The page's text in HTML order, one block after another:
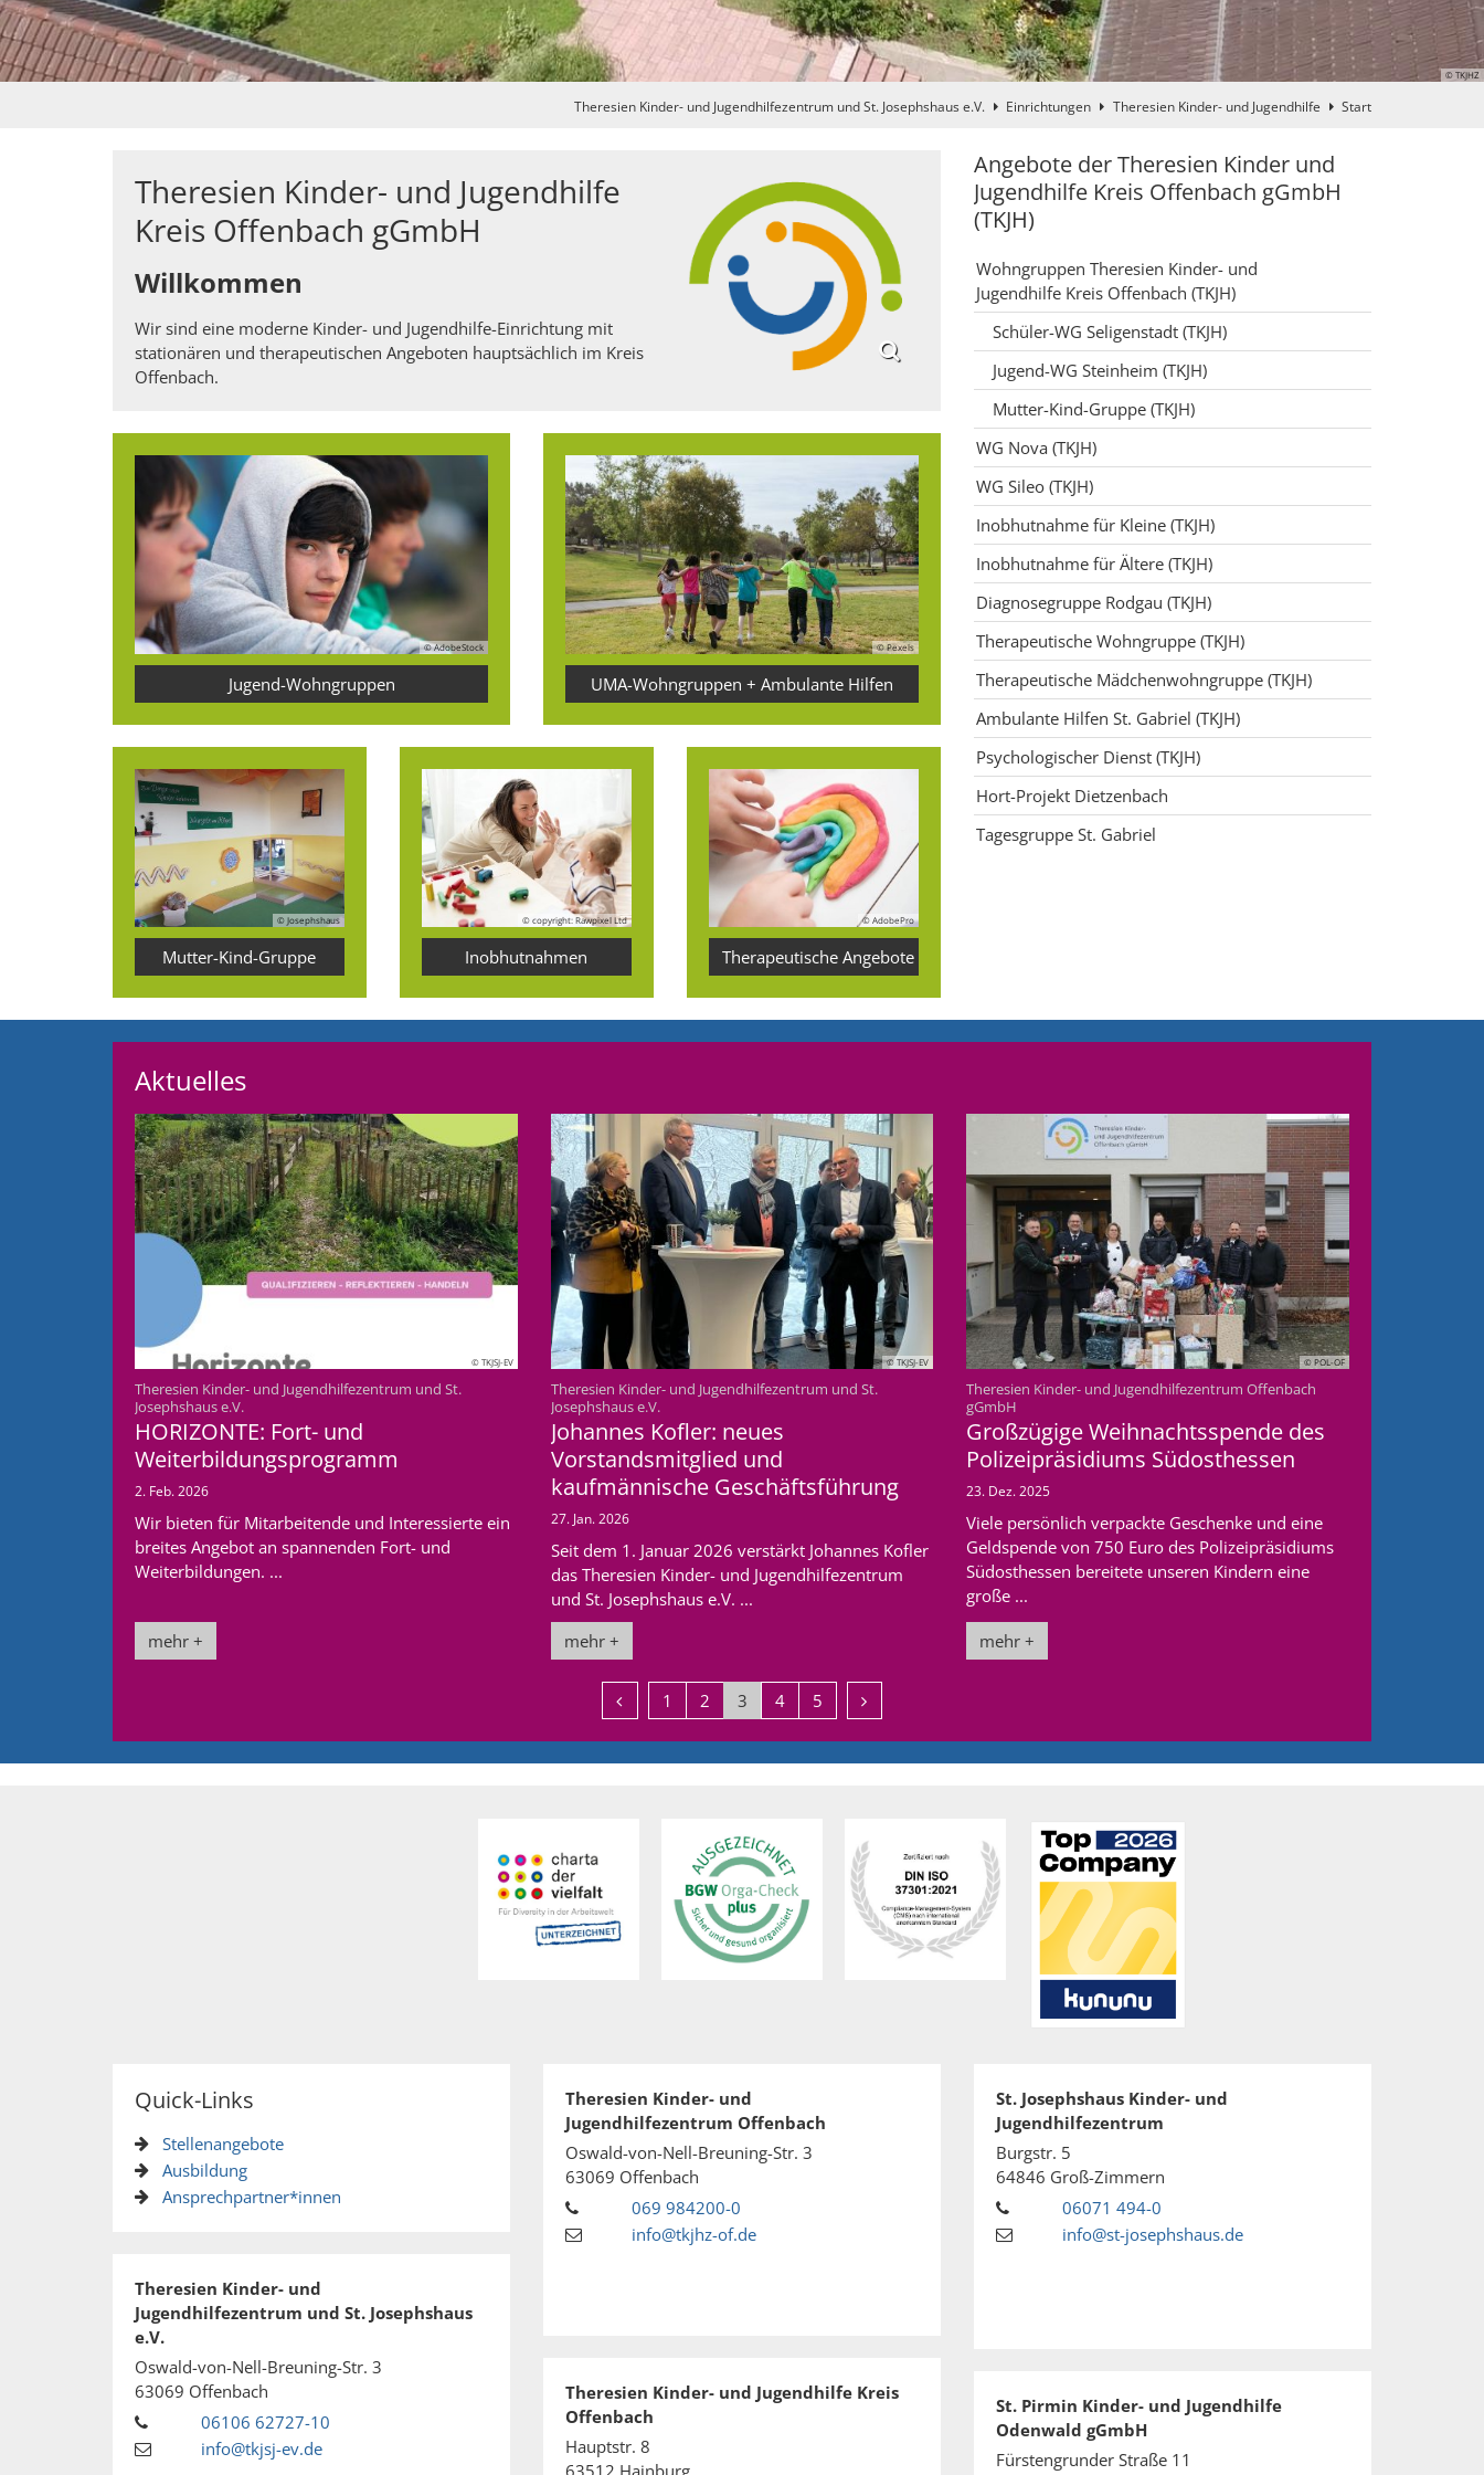
© TKJHZ
Theresien Kinder- und Jugendhilfezentrum und St. Josephshaus e.V. Einrichtungen Theresien Kinder- und Jugendhilfe Start
Theresien Kinder- und Jugendhilfe
Kreis Offenbach gGmbH
Willkommen
Wir sind eine moderne Kinder- und Jugendhilfe-Einrichtung mit
stationären und therapeutischen Angeboten hauptsächlich im Kreis
Offenbach.
© AdobeStock
Jugend-Wohngruppen
© Pexels
UMA-Wohngruppen + Ambulante Hilfen
© Josephshaus
Mutter-Kind-Gruppe
© copyright: Rawpixel Ltd
Inobhutnahmen
© AdobePro
Therapeutische Angebote
Angebote der Theresien Kinder und
Jugendhilfe Kreis Offenbach gGmbH
(TKJH)
Wohngruppen Theresien Kinder- und
Jugendhilfe Kreis Offenbach (TKJH)
Schüler-WG Seligenstadt (TKJH)
Jugend-WG Steinheim (TKJH)
Mutter-Kind-Gruppe (TKJH)
WG Nova (TKJH)
WG Sileo (TKJH)
Inobhutnahme für Kleine (TKJH)
Inobhutnahme für Ältere (TKJH)
Diagnosegruppe Rodgau (TKJH)
Therapeutische Wohngruppe (TKJH)
Therapeutische Mädchenwohngruppe (TKJH)
Ambulante Hilfen St. Gabriel (TKJH)
Psychologischer Dienst (TKJH)
Hort-Projekt Dietzenbach
Tagesgruppe St. Gabriel
Aktuelles
© TKJSJ-EV
Theresien Kinder- und Jugendhilfezentrum und St.
Josephshaus e.V.:
HORIZONTE: Fort- und
Weiterbildungsprogramm
2. Feb. 2026
Wir bieten für Mitarbeitende und Interessierte ein
breites Angebot an spannenden Fort- und
Weiterbildungen. ...
mehr +
© TKJSJ-EV
Theresien Kinder- und Jugendhilfezentrum und St.
Josephshaus e.V.:
Johannes Kofler: neues
Vorstandsmitglied und
kaufmännische Geschäftsführung
27. Jan. 2026
Seit dem 1. Januar 2026 verstärkt Johannes Kofler
das Theresien Kinder- und Jugendhilfezentrum
und St. Josephshaus e.V. ...
mehr +
© POL-OF
Theresien Kinder- und Jugendhilfezentrum Offenbach
gGmbH
Großzügige Weihnachtsspende des
Polizeipräsidiums Südosthessen
23. Dez. 2025
Viele persönlich verpackte Geschenke und eine
Geldspende von 750 Euro des Polizeipräsidiums
Südosthessen bereitete unseren Kindern eine
große ...
mehr +
Vorherige Seite
1 2 3 4 5 Nächste Seite
Quick-Links
Stellenangebote
Ausbildung
Ansprechpartner*innen
Theresien Kinder- und
Jugendhilfezentrum und St. Josephshaus
e.V.
Oswald-von-Nell-Breuning-Str. 3
63069 Offenbach
06106 62727-10
info@tkjsj-ev.de
Theresien Kinder- und
Jugendhilfezentrum Offenbach
Oswald-von-Nell-Breuning-Str. 3
63069 Offenbach
069 984200-0
info@tkjhz-of.de
Theresien Kinder- und Jugendhilfe Kreis
Offenbach
Hauptstr. 8
63512 Hainburg
St. Josephshaus Kinder- und
Jugendhilfezentrum
Burgstr. 5
64846 Groß-Zimmern
06071 494-0
info@st-josephshaus.de
St. Pirmin Kinder- und Jugendhilfe
Odenwald gGmbH
Fürstengrunder Straße 11